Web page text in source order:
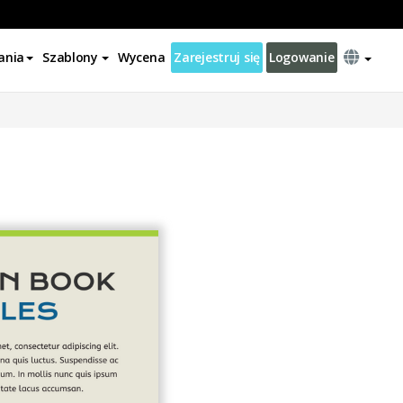
Szablony Wycena Zarejestruj się Logowanie